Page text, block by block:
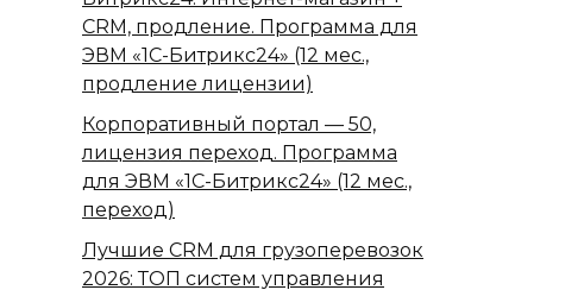
CRM, продление. Программа для
ЭВМ «1С-Битрикс24» (12 мес.,
продление лицензии)
Корпоративный портал — 50,
лицензия переход. Программа
для ЭВМ «1С-Битрикс24» (12 мес.,
переход)
Лучшие CRM для грузоперевозок
2026: ТОП систем управления